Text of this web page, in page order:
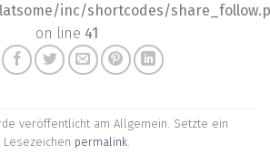
inc/shortcodes/
on line 41
veröffentlicht am Allgemein. Setzte ein
Lesezeichen permalink.